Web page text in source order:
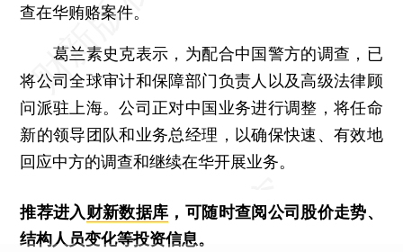
查在华贿赂案件。
葛兰素史克表示，为配合中国警方的调查，已
将公司全球审计和保障部门负责人以及高级法律顾
问派驻上海。公司正对中国业务进行调整，将任命
新的领导团队和业务总经理，以确保快速、有效地
回应中方的调查和继续在华开展业务。
推荐进入财新数据库 ，可随时查阅公司股价走势、
结构人员变化等投资信息。